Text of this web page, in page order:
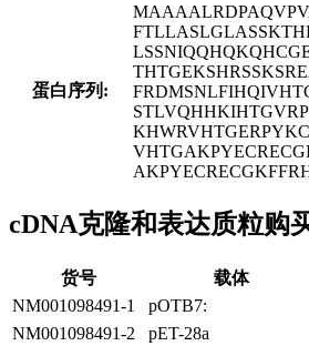
蛋白序列:
cDNA克隆和表达质粒购
货号 载体
NM001098491-1
pOTB7:
NM001098491-2
pET-28a